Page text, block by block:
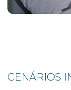
CENÁRIOS